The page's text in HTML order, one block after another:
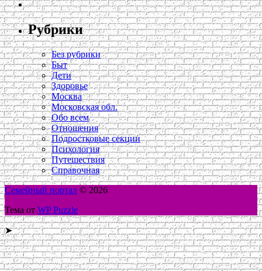
Рубрики
Без рубрики
Быт
Дети
Здоровье
Москва
Московская обл.
Обо всем
Отношения
Подростковые секции
Психология
Путешествия
Справочная
Семейный портал © 2026
Тема от WP Puzzle
➤